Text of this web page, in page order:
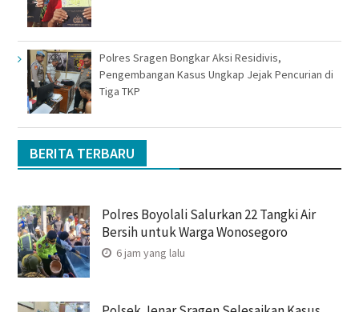
Polres Sragen Bongkar Aksi Residivis,
Pengembangan Kasus Ungkap Jejak Pencurian di
Tiga TKP
BERITA TERBARU
Polres Boyolali Salurkan 22 Tangki Air
Bersih untuk Warga Wonosegoro
6 jam yang lalu